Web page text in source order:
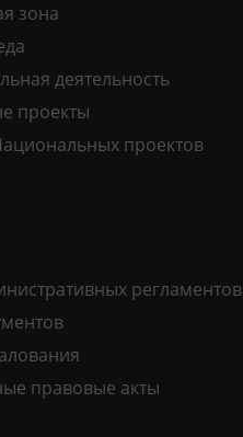
зона
деятельность
проекты
проектов
регламентов
правовые акты